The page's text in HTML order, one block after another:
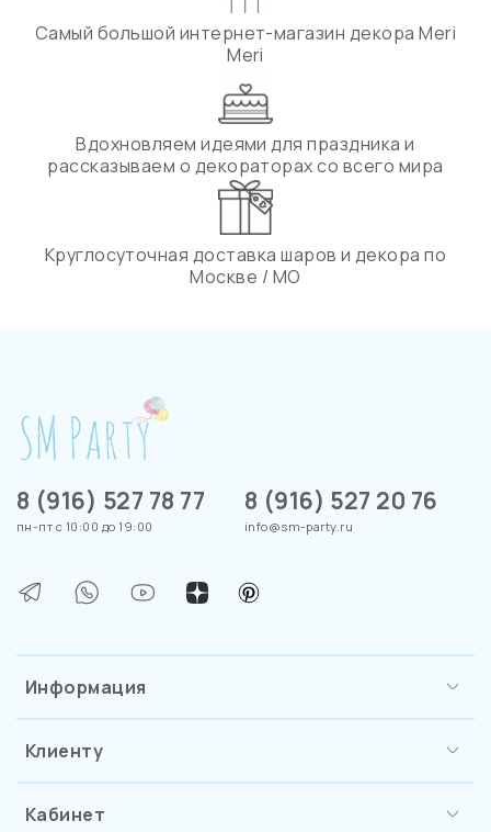
Самый большой интернет-магазин декора Meri
Meri
Вдохновляем идеями для праздника и
рассказываем о декораторах со всего мира
Круглосуточная доставка шаров и декора по
Москве / МО
Информация
Клиенту
Кабинет
8 (916) 527 78 77
пн-пт с 10:00 до 19:00
8 (916) 527 20 76
info@sm-party.ru